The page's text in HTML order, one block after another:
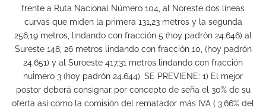
frente a Ruta Nacional Número 104, al Noreste dos líneas
curvas que miden la primera 131,23 metros y la segunda
256,19 metros, lindando con fracción 5 (hoy padrón 24.646) al
Sureste 148, 26 metros lindando con fracción 10, (hoy padrón
24.651) y al Suroeste 417,31 metros lindando con fracción
nuÌmero 3 (hoy padrón 24.644). SE PREVIENE: 1) El mejor
postor deberá consignar por concepto de seña el 30% de su
oferta así como la comisión del rematador más IVA ( 3,66% del